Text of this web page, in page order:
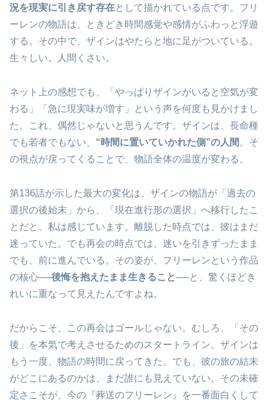
況を現実に引き戻す存在として描かれている点です。フリ
ーレンの物語は、ときどき時間感覚や感情がふわっと浮遊
する。その中で、ザインはやたらと地に足がついている。
生々しい。人間くさい。
ネット上の感想でも、「やっぱりザインがいると空気が変
わる」「急に現実味が増す」という声を何度も見かけまし
た。これ、偶然じゃないと思うんです。ザインは、長命種
でも若者でもない、 “時間に置いていかれた側”の人間 。そ
の視点が戻ってくることで、物語全体の温度が変わる。
第136話が示した最大の変化は、ザインの物語が「過去の
選択の後始末」から、「現在進行形の選択」へ移行したこ
とだと、私は感じています。離脱した時点では、彼はまだ
迷っていた。でも再会の時点では、迷いを引きずったまま
でも、前に進んでいる。その姿が、フリーレンという作品
の核心──後悔を抱えたまま生きること──と、驚くほどき
れいに重なって見えたんですよね。
だからこそ、この再会はゴールじゃない。むしろ、「その
後」を本気で考えさせるためのスタートライン。ザインは
もう一度、物語の時間に戻ってきた。でも、彼の旅の結末
がどこにあるのかは、まだ誰にも見えていない。その未確
定さこそが、今の『葬送のフリーレン』を一番面白くして